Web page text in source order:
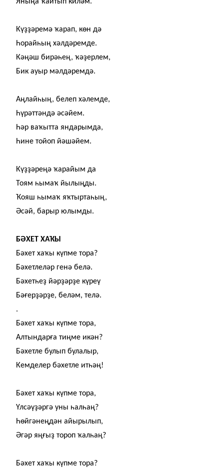
Яныңа ҡайтып киләм.
Күҙҙәремә ҡарап, көн дә
Һорайһың хәлдәремде.
Кәңәш бирәһең, ҡәҙерлем,
Бик ауыр мәлдәремдә.
Аңлайһың, белеп хәлемде,
Һүрәттәндә әсәйем.
Һәр ваҡытта яндарымда,
Һине тойоп йәшәйем.
Күҙҙәреңә ҡарайым да
Тоям һымаҡ йылыңды.
Ҡояш һымаҡ яҡтыртаһың,
Әсәй, барыр юлымды.
БӘХЕТ ХАҠЫ
Бәхет хаҡы күпме тора?
Бәхетлеләр генә белә.
Бәхетһеҙ йәрҙәрҙе күреү
Бәғерҙәрҙе, беләм, телә.
.
Бәхет хаҡы күпме тора,
Алтындарға тиңме икән?
Бәхетле булып булалыр,
Кемделер бәхетле итһәң!
Бәхет хаҡы күпме тора,
Үлсәүҙәргә уны һалһаң?
Һөйгәнеңдән айырылып,
Әгәр яңғыҙ тороп ҡалһаң?
Бәхет хаҡы күпме тора?